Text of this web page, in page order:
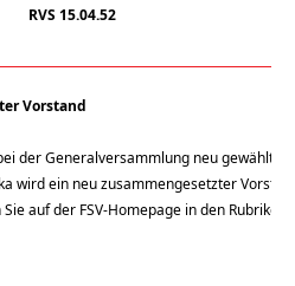
RVS 15.04.52
Vorstand
der Generalversammlung neu gewählt.
wird ein neu zusammengesetzter
auf der FSV-Homepage in den Rubriken